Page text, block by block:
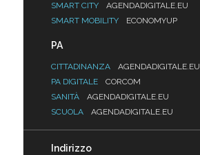
SMART CITY
AGENDADIGITALE.EU
SMART MOBILITY
ECONOMYUP
PA
CITTADINANZA
AGENDADIGITALE.EU
PA DIGITALE
CORCOM
SANITÀ
AGENDADIGITALE.EU
SCUOLA
AGENDADIGITALE.EU
Indirizzo